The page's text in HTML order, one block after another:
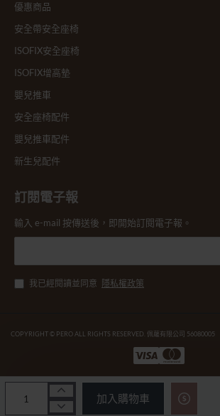
加入購物車
優惠商品
安全帶安全座椅
ISOFIX安全座椅
ISOFIX增高墊
嬰兒推車
安全座椅配件
嬰兒推車配件
新生兒配件
訂閱電子報
輸入 e-mail 按傳送後，即開始訂閱電子報。
我已經閱讀並同意 隱私權政策
COPYRIGHT © PERO ALL RIGHTS RESERVED. 佩蘿有限公司 56080005